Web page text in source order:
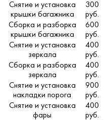
Снятие и установка
крышки багажника
300
руб.
Сборка и разборка
крышки багажника
600
руб.
Снятие и установка
зеркала
400
руб.
Сборка и разборка
зеркала
400
руб.
Снятие и установка
накладки порога
900
руб.
Снятие и установка
фары
400
руб.